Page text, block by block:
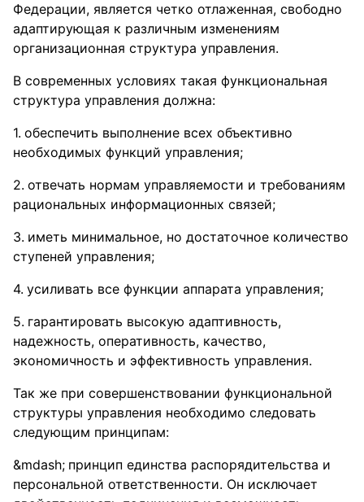
Федерации, является четко отлаженная, свободно
адаптирующая к различным изменениям
организационная структура управления.
В современных условиях такая функциональная
структура управления должна:
обеспечить выполнение всех объективно
необходимых функций управления;
отвечать нормам управляемости и требованиям
рациональных информационных связей;
иметь минимальное, но достаточное количество
ступеней управления;
усиливать все функции аппарата управления;
гарантировать высокую адаптивность,
надежность, оперативность, качество,
экономичность и эффективность управления.
Так же при совершенствовании функциональной
структуры управления необходимо следовать
следующим принципам:
принцип единства распорядительства и
персональной ответственности. Он исключает